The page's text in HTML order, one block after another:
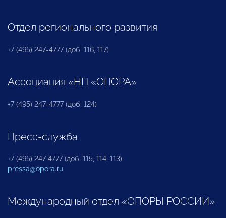
Отдел регионального развития
+7 (495) 247-4777 (доб. 116, 117)
Ассоциация «НП «ОПОРА»
+7 (495) 247-4777 (доб. 124)
Пресс-служба
+7 (495) 247 4777 (доб. 115, 114, 113)
pressa@opora.ru
Международный отдел «ОПОРЫ РОССИИ»